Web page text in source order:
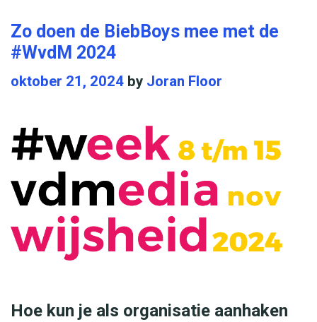
Zo doen de BiebBoys mee met de
#WvdM 2024
oktober 21, 2024 by Joran Floor
Hoe kun je als organisatie aanhaken